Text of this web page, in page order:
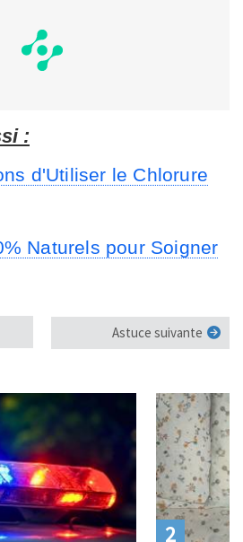
:
d'Utiliser le Chlorure
Naturels pour Soigner
Astuce suivante
2